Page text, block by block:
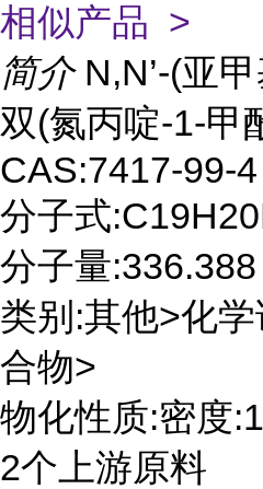
相似产品 >
简介 N,N’-(亚
双(氮丙啶-1-甲
CAS:7417-99-4
分子式
分子量:336.388
类别:其他>化
合物>
物化性质:密度
2个上游原料